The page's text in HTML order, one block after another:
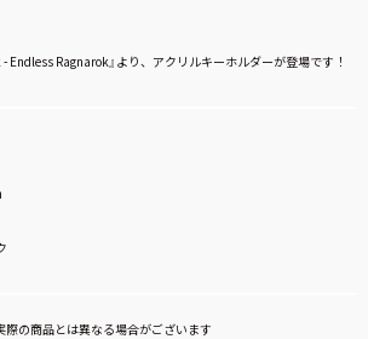
- Endless Ragnarok』より、アクリルキーホルダーが登場です！
の商品とは異なる場合がございます